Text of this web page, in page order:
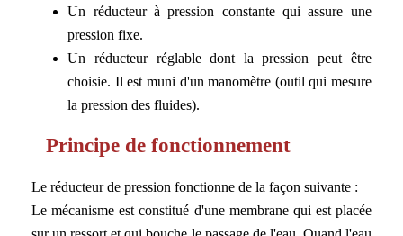
Un réducteur à pression constante qui assure une
pression fixe.
Un réducteur réglable dont la pression peut être
choisie. Il est muni d'un manomètre (outil qui mesure
la pression des fluides).
Principe de fonctionnement
Le réducteur de pression fonctionne de la façon suivante :
Le mécanisme est constitué d'une membrane qui est placée